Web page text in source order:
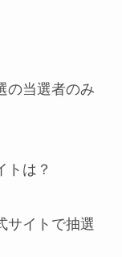
の当選者のみ
トは？
サイトで抽選